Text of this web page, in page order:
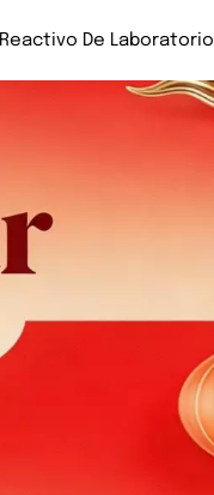
Reactivo De Laboratorio